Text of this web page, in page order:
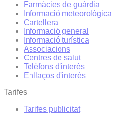
Farmàcies de guàrdia
Informació meteorològica
Cartellera
Informació general
Informació turística
Associacions
Centres de salut
Telèfons d'interès
Enllaços d'interés
Tarifes
Tarifes publicitat